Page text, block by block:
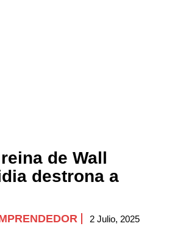
de Wall
destrona a
2 Julio, 2025